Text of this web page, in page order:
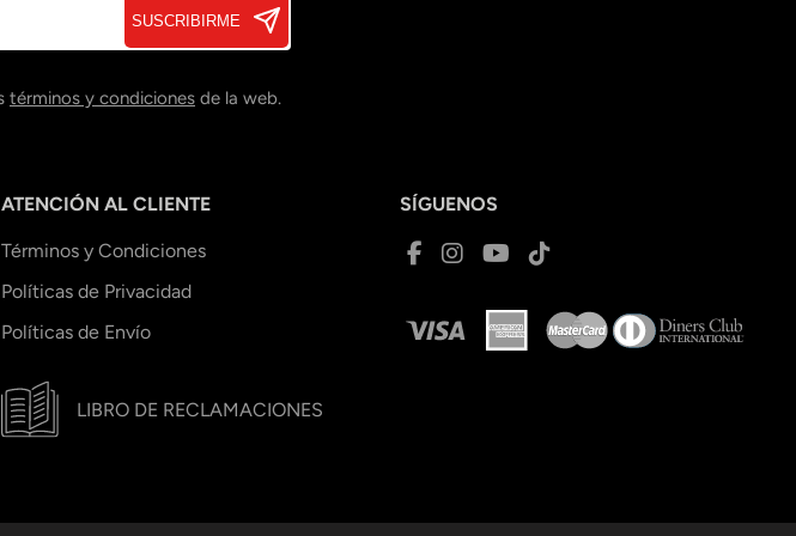
SUSCRIBIRME
términos y condiciones de la web.
ATENCIÓN AL CLIENTE
Términos y Condiciones
Políticas de Privacidad
Políticas de Envío
LIBRO DE RECLAMACIONES
SÍGUENOS